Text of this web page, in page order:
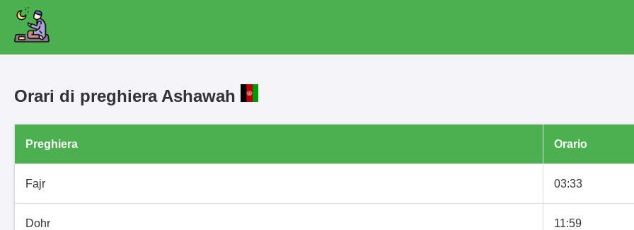
Orari di preghiera Ashawah
Preghiera Orario
Fajr 03:33
Dohr 11:59